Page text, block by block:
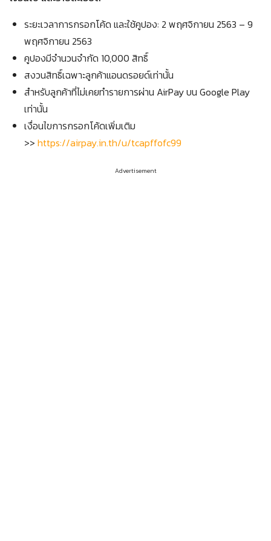
ระยะเวลาการกรอกโค้ด และใช้คูปอง: 2 พฤศจิกายน 2563 – 9
พฤศจิกายน 2563
คูปองมีจำนวนจำกัด 10,000 สิทธิ์
สงวนสิทธิ์เฉพาะลูกค้าแอนดรอยด์เท่านั้น
สำหรับลูกค้าที่ไม่เคยทำรายการผ่าน AirPay บน Google Play
เท่านั้น
เงื่อนไขการกรอกโค้ดเพิ่มเติม
>> https://airpay.in.th/u/tcapffofc99
Advertisement